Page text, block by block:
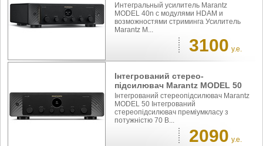
Интегральный усилитель Marantz
MODEL 40n с модулями HDAM и
возможностями стриминга Усилитель
Marantz M...
3100 у.е.
Інтегрований стерео-
підсилювач Marantz MODEL 50
Інтегрований стереопідсилювач Marantz
MODEL 50 Інтегрований
стереопідсилювач преміумкласу з
потужністю 70 В...
2090 у.е.